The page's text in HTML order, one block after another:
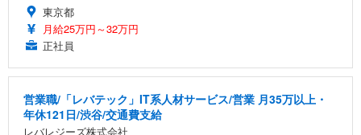
東京都
月給25万円～32万円
正社員
営業職/「レバテック」IT系人材サービス/営業 月35万以上・
年休121日/渋谷/交通費支給
レバレジーズ株式会社